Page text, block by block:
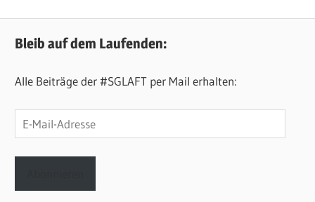
Bleib auf dem Laufenden:
Alle Beiträge der #SGLAFT per Mail erhalten:
E-
Mail-
Adresse